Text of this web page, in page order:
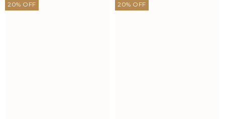
20% OFF 20% OFF